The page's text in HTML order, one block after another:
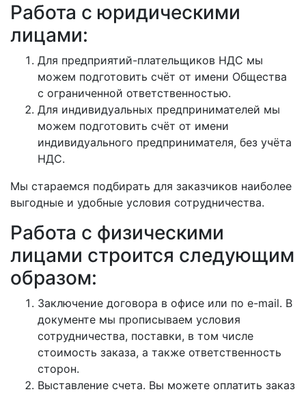
Работа с юридическими
лицами:
Для предприятий-плательщиков НДС мы
можем подготовить счёт от имени Общества
с ограниченной ответственностью.
Для индивидуальных предпринимателей мы
можем подготовить счёт от имени
индивидуального предпринимателя, без учёта
НДС.
Мы стараемся подбирать для заказчиков наиболее
выгодные и удобные условия сотрудничества.
Работа с физическими
лицами строится следующим
образом:
Заключение договора в офисе или по e-mail. В
документе мы прописываем условия
сотрудничества, поставки, в том числе
стоимость заказа, а также ответственность
сторон.
Выставление счета. Вы можете оплатить заказ